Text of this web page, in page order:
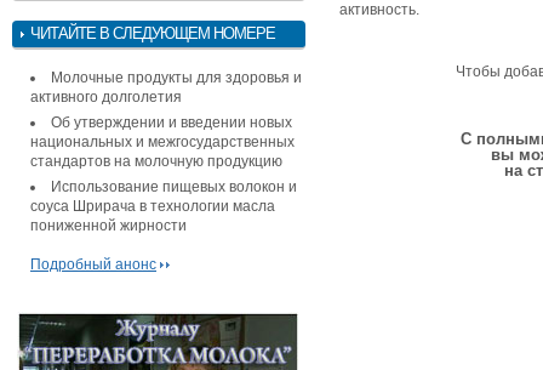
ЧИТАЙТЕ В СЛЕДУЮЩЕМ НОМЕРЕ
Молочные продукты для здоровья и
активного долголетия
Об утверждении и введении новых
национальных и межгосударственных
стандартов на молочную продукцию
Использование пищевых волокон и
соуса Шрирача в технологии масла
пониженной жирности
Подробный анонс
активность.
Чтобы
С
вы
на